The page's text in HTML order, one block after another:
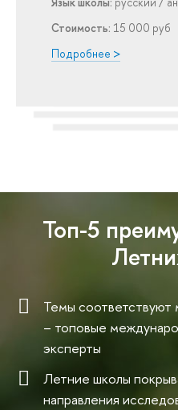
Стоимость: 15 000 руб
Подробнее >
Топ-5
Темы
– топовые
эксперты
Летние школы
направления